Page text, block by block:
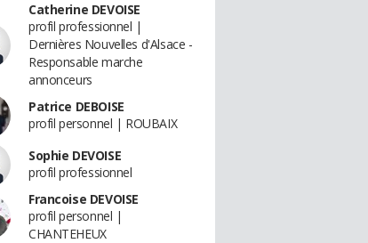
Catherine DEVOISE
profil professionnel |
Dernières Nouvelles d'Alsace -
Responsable marche
annonceurs
Patrice DEBOISE
profil personnel | ROUBAIX
Sophie DEVOISE
profil professionnel
Francoise DEVOISE
profil personnel |
CHANTEHEUX